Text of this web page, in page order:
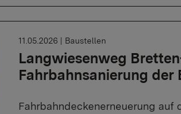
Langwiesenweg
Fahrbahnsanierung der
11.05.2026 | Baustellen
Fahrbahndeckenerneuerung auf